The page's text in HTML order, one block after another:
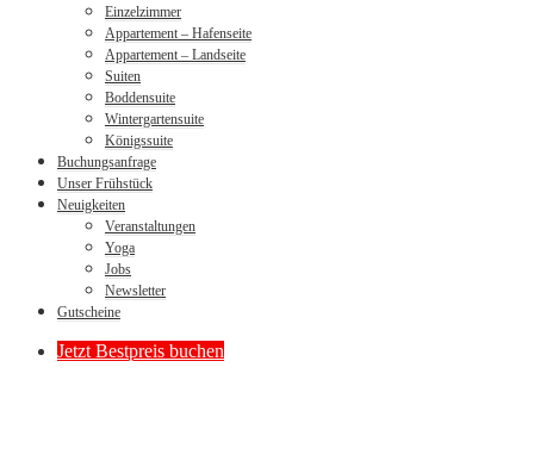
Einzelzimmer
Appartement – Hafenseite
Appartement – Landseite
Suiten
Boddensuite
Wintergartensuite
Königssuite
Buchungsanfrage
Unser Frühstück
Neuigkeiten
Veranstaltungen
Yoga
Jobs
Newsletter
Gutscheine
Jetzt Bestpreis buchen